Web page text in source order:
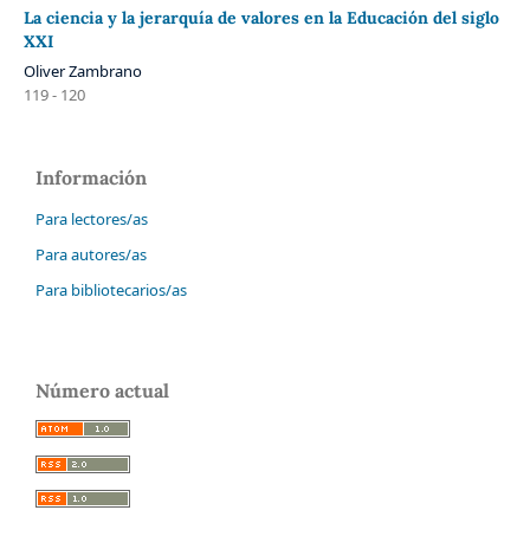
La ciencia y la jerarquía de valores en la Educación del siglo
XXI
Oliver Zambrano
119 - 120
Información
Para lectores/as
Para autores/as
Para bibliotecarios/as
Número actual